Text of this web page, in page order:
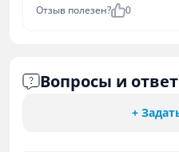
Отзыв полезен? 0
Вопросы и
+